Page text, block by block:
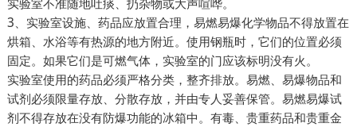
3、实验室设施、药品应放置合理，易燃易爆化学物品不得放置在
烘箱、水浴等有热源的地方附近。使用钢瓶时，它们的位置必须
固定。如果它们是可燃气体，实验室的门应该标明没有火。
实验室使用的药品必须严格分类，整齐排放。易燃、易爆物品和
试剂必须限量存放、分散存放，并由专人妥善保管。易燃易爆试
剂不得存放在没有防爆功能的冰箱中。有毒、贵重药品和贵重金